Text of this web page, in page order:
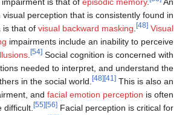
impairment in visual perception that is
schizophrenia is that ofvisual backward
processingimpairments include an
complexvisual illusions. [54]Social cognition is
the mental operations needed to interpret, and
self and others in the social world.
associated impairment, andfacial emotion
found to be difficult.
Facial